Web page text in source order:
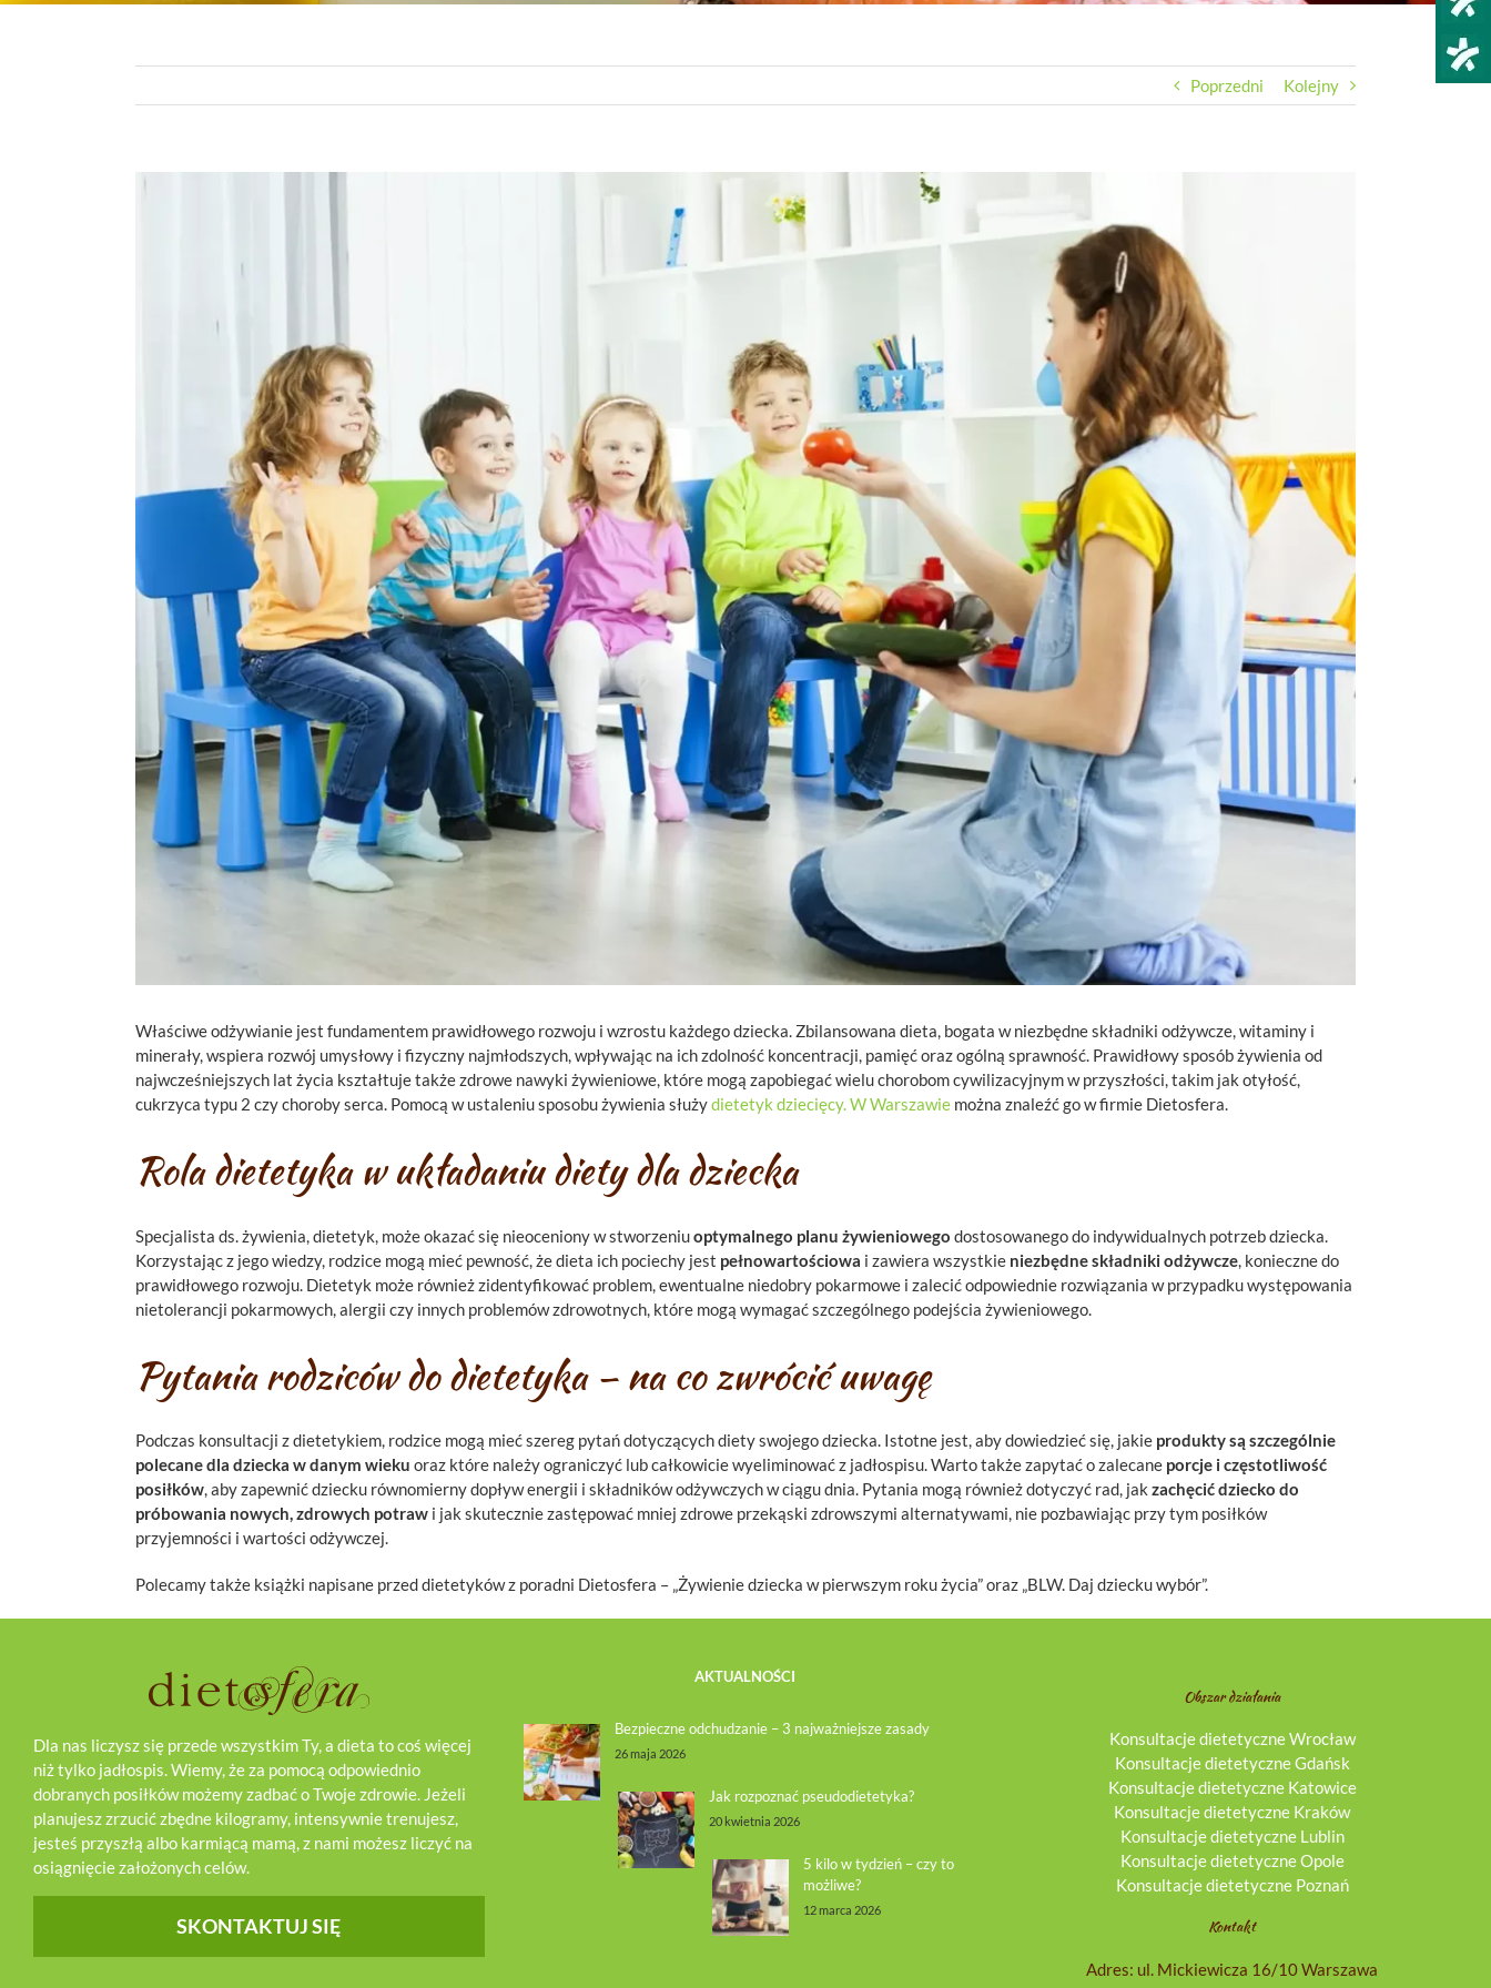
Poprzedni Kolejny
Pokaż
Właściwe odżywianie jest fundamentem prawidłowego rozwoju i wzrostu każdego dziecka. Zbilansowana dieta, bogata w niezbędne składniki odżywcze, witaminy i
minerały, wspiera rozwój umysłowy i fizyczny najmłodszych, wpływając na ich zdolność koncentracji, pamięć oraz ogólną sprawność. Prawidłowy sposób żywienia od
najwcześniejszych lat życia kształtuje także zdrowe nawyki żywieniowe, które mogą zapobiegać wielu chorobom cywilizacyjnym w przyszłości, takim jak otyłość,
cukrzyca typu 2 czy choroby serca. Pomocą w ustaleniu sposobu żywienia służydietetyk dziecięcy. W Warszawie można znaleźć go w firmie Dietosfera.
Rola dietetyka w układaniu diety dla dziecka
Specjalista ds. żywienia, dietetyk, może okazać się nieoceniony w stworzeniuoptymalnego planu żywieniowego dostosowanego do indywidualnych potrzeb dziecka.
Korzystając z jego wiedzy, rodzice mogą mieć pewność, że dieta ich pociechy jest pełnowartościowa i zawiera wszystkie niezbędne składniki odżywcze, konieczne do
prawidłowego rozwoju. Dietetyk może również zidentyfikować problem, ewentualne niedobry pokarmowe i zalecić odpowiednie rozwiązania w przypadku występowania
nietolerancji pokarmowych, alergii czy innych problemów zdrowotnych, które mogą wymagać szczególnego podejścia żywieniowego.
Pytania rodziców do dietetyka – na co zwrócić uwagę
Podczas konsultacji z dietetykiem, rodzice mogą mieć szereg pytań dotyczących diety swojego dziecka. Istotne jest, aby dowiedzieć się, jakie produkty są szczególnie
polecane dla dziecka w danym wieku oraz które należy ograniczyć lub całkowicie wyeliminować z jadłospisu. Warto także zapytać o zalecane porcje i częstotliwość
posiłków, aby zapewnić dziecku równomierny dopływ energii i składników odżywczych w ciągu dnia. Pytania mogą również dotyczyć rad, jak zachęcić dziecko do
próbowania nowych, zdrowych potraw i jak skutecznie zastępować mniej zdrowe przekąski zdrowszymi alternatywami, nie pozbawiając przy tym posiłków
przyjemności i wartości odżywczej.
Polecamy także książki napisane przed dietetyków z poradni Dietosfera – „Żywienie dziecka w pierwszym roku życia” oraz „BLW. Daj dziecku wybór”.
Dla nas liczysz się przede wszystkim Ty, a dieta to coś więcej
niż tylko jadłospis. Wiemy, że za pomocą odpowiednio
dobranych posiłków możemy zadbać o Twoje zdrowie. Jeżeli
planujesz zrzucić zbędne kilogramy, intensywnie trenujesz,
jesteś przyszłą albo karmiącą mamą, z nami możesz liczyć na
osiągnięcie założonych celów.
SKONTAKTUJ SIĘ
AKTUALNOŚCI
Bezpieczne odchudzanie – 3 najważniejsze zasady
26 maja 2026
Jak rozpoznać pseudodietetyka?
20 kwietnia 2026
5 kilo w tydzień – czy to
możliwe?
12 marca 2026
Obszar działania
Konsultacje dietetyczne Wrocław
Konsultacje dietetyczne Gdańsk
Konsultacje dietetyczne Katowice
Konsultacje dietetyczne Kraków
Konsultacje dietetyczne Lublin
Konsultacje dietetyczne Opole
Konsultacje dietetyczne Poznań
Kontakt
Adres: ul. Mickiewicza 16/10 Warszawa